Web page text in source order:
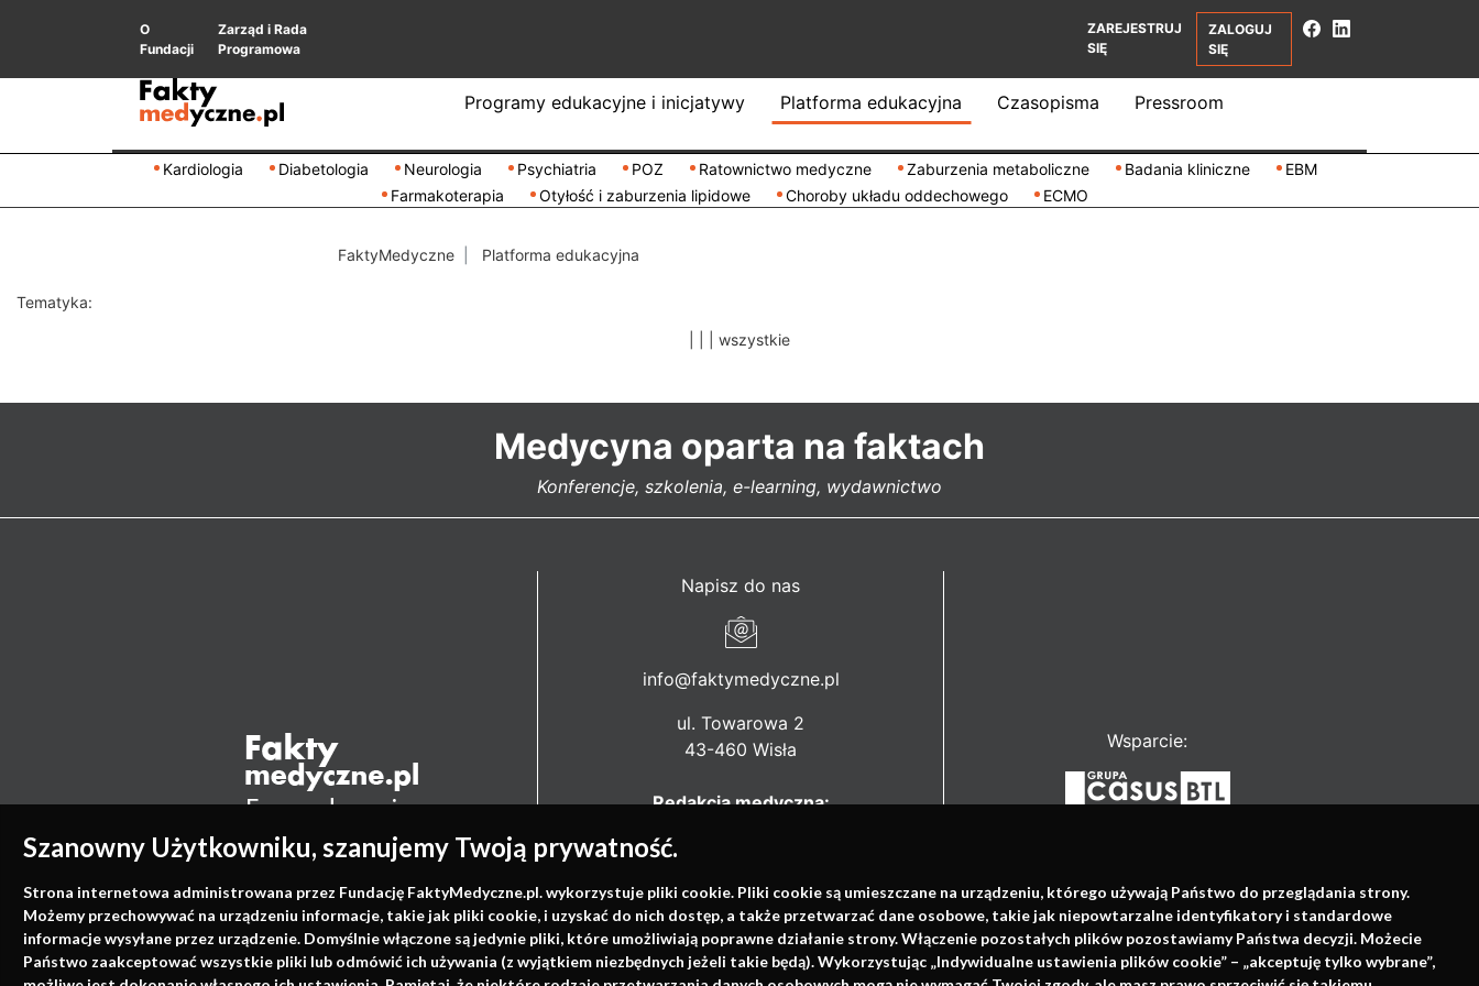
Szanowny Użytkowniku, szanujemy Twoją prywatność.
Strona internetowa administrowana przez Fundację FaktyMedyczne.pl. wykorzystuje pliki cookie. Pliki cookie są umieszczane na urządzeniu, którego używają Państwo do przeglądania strony.
Możemy przechowywać na urządzeniu informacje, takie jak pliki cookie, i uzyskać do nich dostęp, a także przetwarzać dane osobowe, takie jak niepowtarzalne identyfikatory i standardowe
informacje wysyłane przez urządzenie. Domyślnie włączone są jedynie pliki, które umożliwiają poprawne działanie strony. Włączenie pozostałych plików pozostawiamy Państwa decyzji. Możecie
Państwo zaakceptować wszystkie pliki lub odmówić ich używania (z wyjątkiem niezbędnych jeżeli takie będą). Wykorzystując „Indywidualne ustawienia plików cookie” – „akceptuję tylko wybrane”,
O
Fundacji
Zarząd i Rada
Programowa
ZAREJESTRUJ
SIĘ
ZALOGUJ
SIĘ
Programy edukacyjne i inicjatywy Platforma edukacyjna Czasopisma Pressroom
Kardiologia Diabetologia Neurologia Psychiatria POZ Ratownictwo medyczne Zaburzenia metaboliczne Badania kliniczne
EBM
Farmakoterapia
Otyłość i zaburzenia lipidowe Choroby układu oddechowego ECMO
FaktyMedyczne Platforma edukacyjna
Tematyka:
wszystkie
Medycyna oparta na faktach
Konferencje, szkolenia, e-learning, wydawnictwo
Napisz do nas
info@faktymedyczne.pl
ul. Towarowa 2
43-460 Wisła
Redakcja medyczna:
Biuro Zarządu Fundacji:
ul. Rodawska 26
61-312 Poznań
Wsparcie: